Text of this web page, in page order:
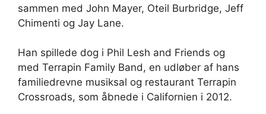
sammen med John Mayer, Oteil Burbridge, Jeff
Chimenti og Jay Lane.
Han spillede dog i Phil Lesh and Friends og
med Terrapin Family Band, en udløber af hans
familiedrevne musiksal og restaurant Terrapin
Crossroads, som åbnede i Californien i 2012.